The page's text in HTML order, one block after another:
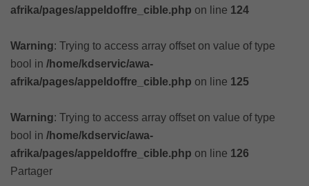
afrika/pages/appeldoffre_cible.php on line 124
Warning: Trying to access array offset on value of type
bool in /home/kdservic/awa-
afrika/pages/appeldoffre_cible.php on line 125
Warning: Trying to access array offset on value of type
bool in /home/kdservic/awa-
afrika/pages/appeldoffre_cible.php on line 126
Partager